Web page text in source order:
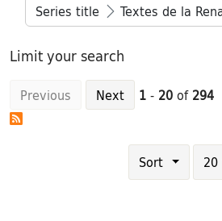
Series title
Textes de la
Limit your search
Previous Next 1 - 20 of 294
Sort
Number of
20